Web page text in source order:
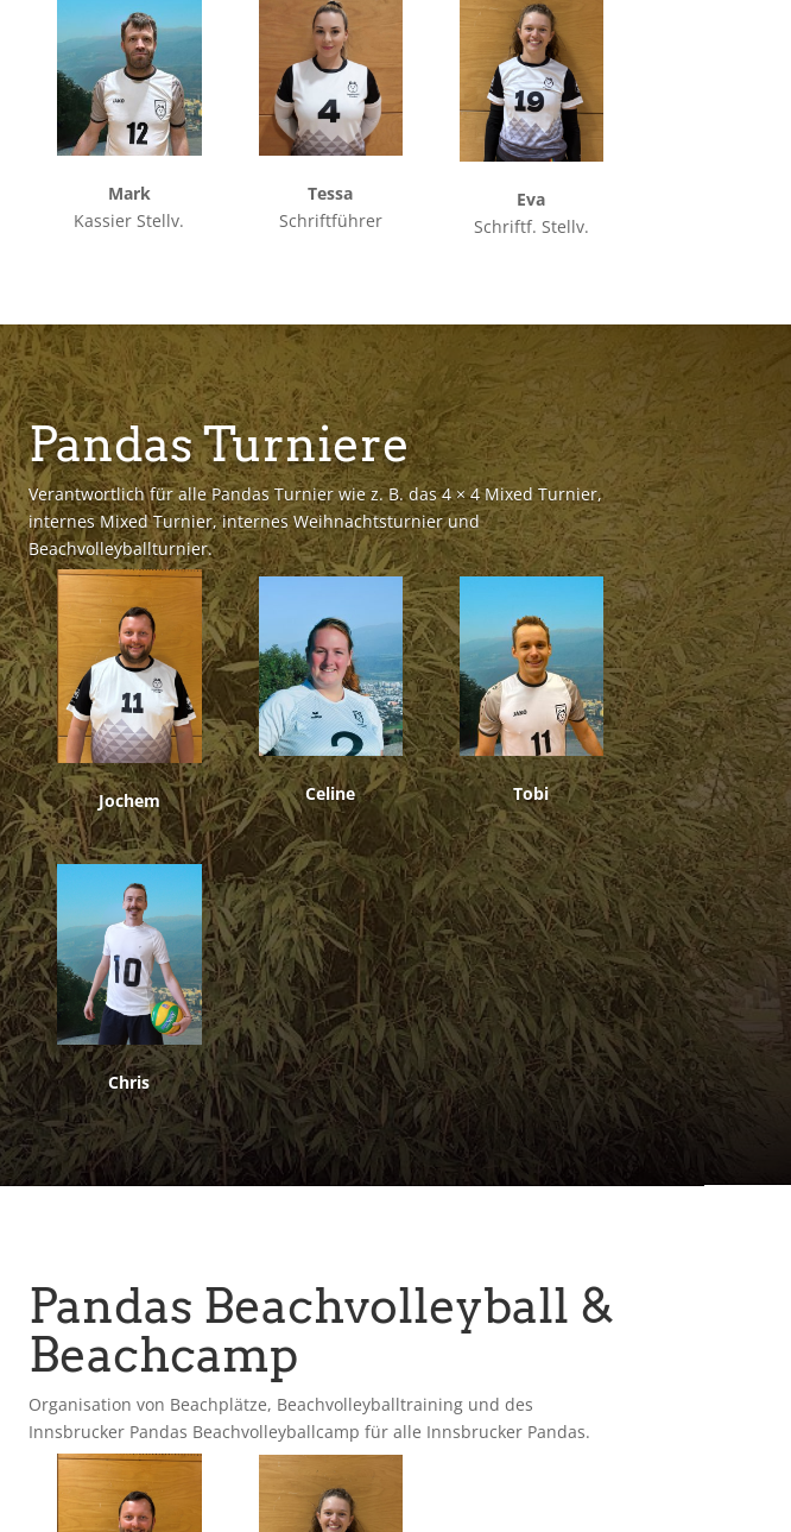
Mark
Kassier Stellv.
Tessa
Schriftführer
Eva
Schriftf. Stellv.
Pandas Turniere
Verantwortlich für alle Pandas Turnier wie z. B. das 4 × 4 Mixed Turnier,
internes Mixed Turnier, internes Weihnachtsturnier und
Beachvolleyballturnier.
Jochem Celine Tobi
Chris
Pandas Beachvolleyball &
Beachcamp
Organisation von Beachplätze, Beachvolleyballtraining und des
Innsbrucker Pandas Beachvolleyballcamp für alle Innsbrucker Pandas.